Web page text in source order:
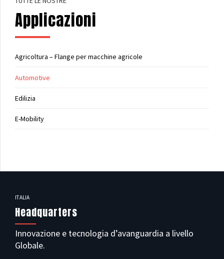
Applicazioni
Agricoltura – Flange per macchine agricole
Automotive
Edilizia
E-Mobility
ITALIA
Headquarters
Innovazione e tecnologia d’avanguardia a livello
Globale.